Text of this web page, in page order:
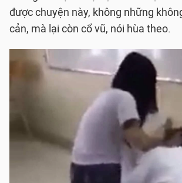
được chuyện này, không những
cản, mà lại còn cổ vũ, nói hùa theo.